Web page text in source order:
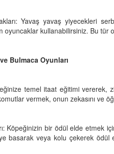
Yavaş yavaş yiyecekleri
oyuncaklar kullanabilirsiniz. Bu
Bulmaca Oyunları
temel itaat eğitimi vererek,
vermek, onun zekasını ve
Köpeğinizin bir ödül elde etmek
basarak veya kolu çekerek
22.10.2025
Görevleri: Savaş
Dört Ayaklı Kahramanları
Köpek Sağlığı:
19.10.2025